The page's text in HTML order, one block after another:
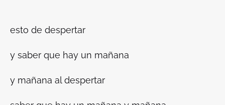
esto de despertar
y saber que hay un mañana
y mañana al despertar